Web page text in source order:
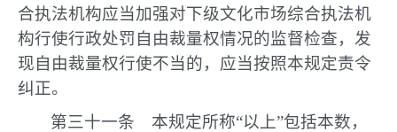
合执法机构应当加强对下级文化市场综合执法机
构行使行政处罚自由裁量权情况的监督检查，发
现自由裁量权行使不当的，应当按照本规定责令
纠正。
第三十一条 本规定所称“以上”包括本数，